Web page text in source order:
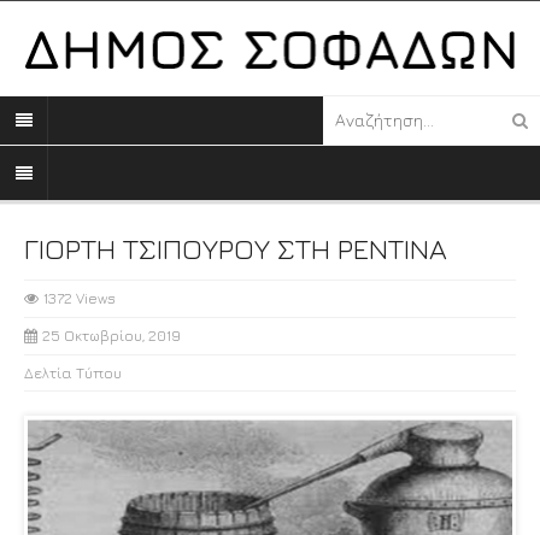
ΓΙΟΡΤΗ ΤΣΙΠΟΥΡΟΥ ΣΤΗ ΡΕΝΤΙΝΑ
1372 Views
25 Οκτωβρίου, 2019
Δελτία Τύπου